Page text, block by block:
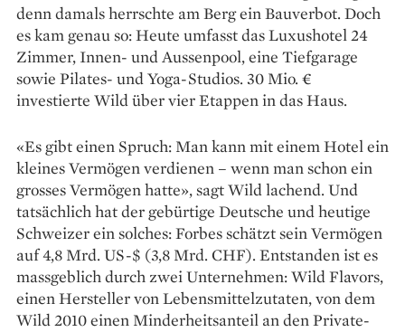
denn damals herrschte am Berg ein Bauverbot. Doch
es kam genau so: Heute umfasst das Luxushotel 24
Zimmer, Innen- und Aussenpool, eine Tiefgarage
sowie Pilates- und Yoga-Studios. 30 Mio. €
investierte Wild über vier Etappen in das Haus.
«Es gibt einen Spruch: Man kann mit einem Hotel ein
kleines Vermögen verdienen – wenn man schon ein
grosses Vermögen hatte», sagt Wild lachend. Und
tatsächlich hat der gebürtige Deutsche und heutige
Schweizer ein solches: Forbes schätzt sein Vermögen
auf 4,8 Mrd. US-$ (3,8 Mrd. CHF). Entstanden ist es
massgeblich durch zwei Unternehmen: Wild Flavors,
einen Hersteller von Lebensmittelzutaten, von dem
Wild 2010 einen Minderheitsanteil an den Private-